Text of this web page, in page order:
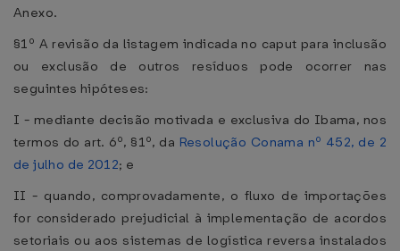
Anexo.
§1º A revisão da listagem indicada no caput para inclusão
ou exclusão de outros resíduos pode ocorrer nas
seguintes hipóteses:
I - mediante decisão motivada e exclusiva do Ibama, nos
termos do art. 6º, §1º, da Resolução Conama nº 452, de 2
de julho de 2012; e
II - quando, comprovadamente, o fluxo de importações
for considerado prejudicial à implementação de acordos
setoriais ou aos sistemas de logística reversa instalados